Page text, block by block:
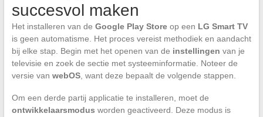
succesvol maken
Het installeren van de Google Play Storeop een LG Smart TV
is geen automatisme. Het proces vereist methodiek en aandacht
bij elke stap. Begin met het openen van de instellingen van je
televisie en zoek de sectie met systeeminformatie. Noteer de
versie van webOS, want deze bepaalt de volgende stappen.
Om een derde partij applicatie te installeren, moet de
ontwikkelaarsmodus worden geactiveerd. Deze modus is